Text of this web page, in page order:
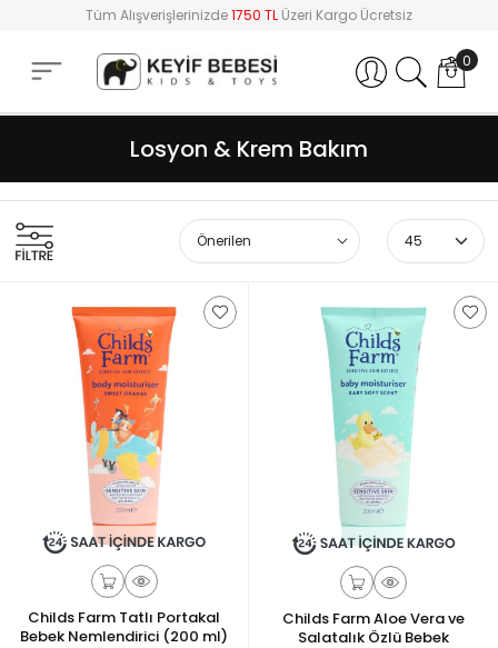
Tüm Alışverişlerinizde1750 TL Üzeri Kargo Ücretsiz
Hesabım 0
Losyon & Krem Bakım
Childs Farm Tatlı Portakal
Bebek Nemlendirici (200 ml)
Childs Farm Aloe Vera ve
Salatalık Özlü Bebek